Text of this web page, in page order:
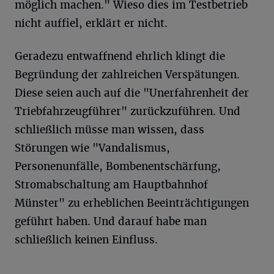
möglich machen." Wieso dies im Testbetrieb
nicht auffiel, erklärt er nicht.
Geradezu entwaffnend ehrlich klingt die
Begründung der zahlreichen Verspätungen.
Diese seien auch auf die "Unerfahrenheit der
Triebfahrzeugführer" zurückzuführen. Und
schließlich müsse man wissen, dass
Störungen wie "Vandalismus,
Personenunfälle, Bombenentschärfung,
Stromabschaltung am Hauptbahnhof
Münster" zu erheblichen Beeinträchtigungen
geführt haben. Und darauf habe man
schließlich keinen Einfluss.